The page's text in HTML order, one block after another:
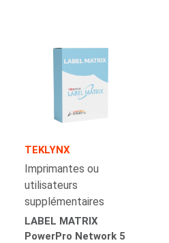
TEKLYNX
Imprimantes ou
utilisateurs
supplémentaires
LABEL MATRIX
PowerPro Network 5